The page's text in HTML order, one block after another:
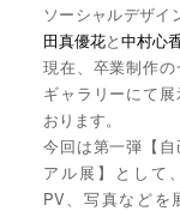
ソーシャルデザイ
田真優花と中村心
現在、卒業制作の
ギャラリーにて
おります。
今回は第一弾【自
アル展】として
PV、写真などを